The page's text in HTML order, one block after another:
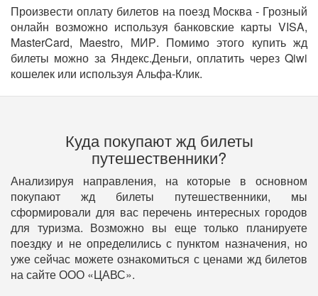
Произвести оплату билетов на поезд Москва - Грозный
онлайн возможно используя банковские карты VISA,
MasterCard, Maestro, МИР. Помимо этого купить жд
билеты можно за Яндекс.Деньги, оплатить через Qiwi
кошелек или используя Альфа-Клик.
Куда покупают жд билеты
путешественники?
Анализируя направления, на которые в основном
покупают жд билеты путешественники, мы
сформировали для вас перечень интересных городов
для туризма. Возможно вы еще только планируете
поездку и не определились с пунктом назначения, но
уже сейчас можете ознакомиться с ценами жд билетов
на сайте ООО «ЦАВС».